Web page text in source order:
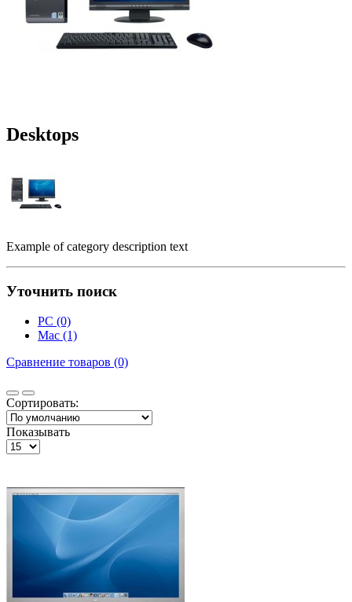
Desktops
Example of category description text
Уточнить поиск
PC (0)
Mac (1)
Сравнение товаров (0)
Сортировать:
Показывать